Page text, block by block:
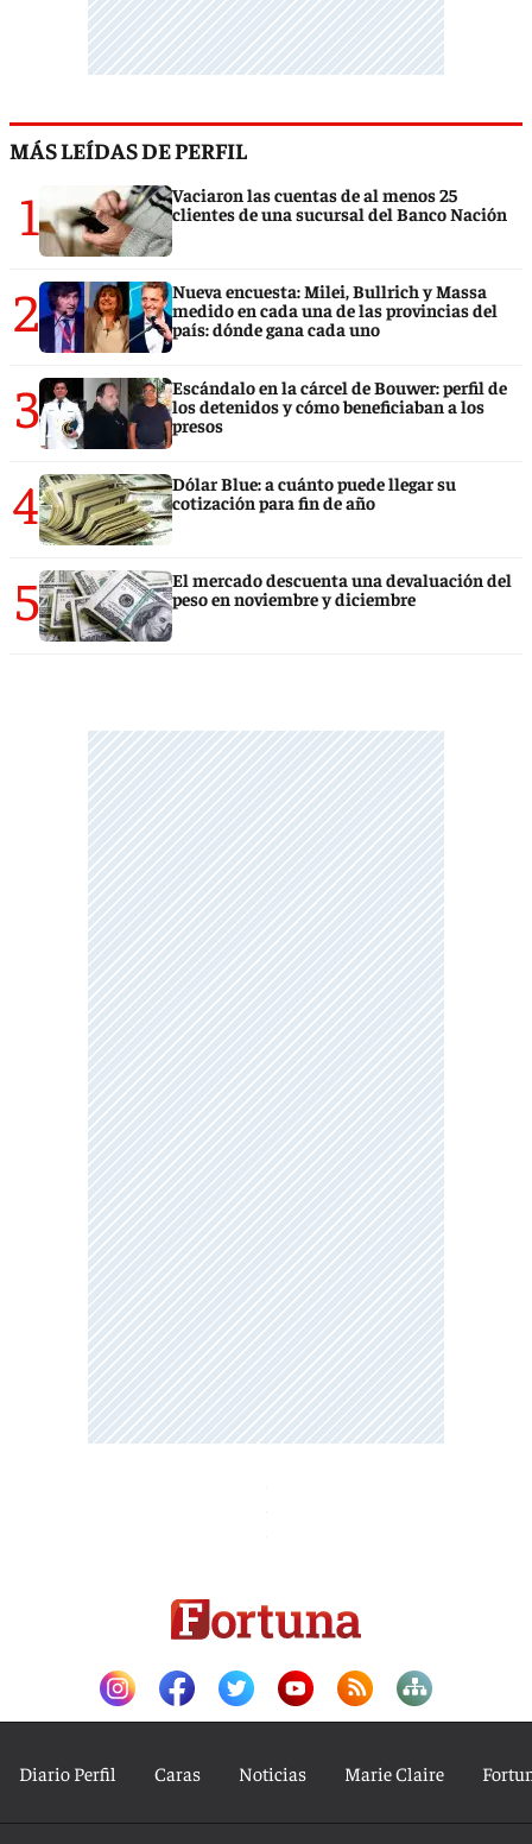
MÁS LEÍDAS DE PERFIL
1
Vaciaron las cuentas de al menos 25
clientes de una sucursal del Banco Nación
2
Nueva encuesta: Milei, Bullrich y Massa
medido en cada una de las provincias del
país: dónde gana cada uno
3
Escándalo en la cárcel de Bouwer: perfil de
los detenidos y cómo beneficiaban a los
presos
4
Dólar Blue: a cuánto puede llegar su
cotización para fin de año
5
El mercado descuenta una devaluación del
peso en noviembre y diciembre
Diario Perfil Caras Noticias Marie Claire